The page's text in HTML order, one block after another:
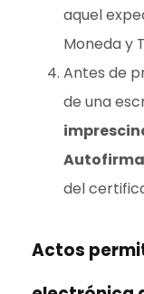
aquel
Moneda y
Antes de
de una
Autofirma
del
Actos